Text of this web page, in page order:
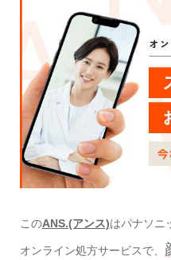
このANS.(アンス)はパナソニ
オンライン処方サービスで、